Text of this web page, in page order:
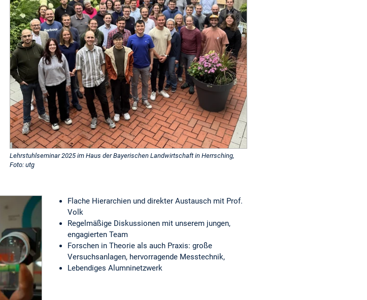
Lehrstuhlseminar 2025 im Haus der Bayerischen Landwirtschaft in Herrsching,
Foto: utg
Flache Hierarchien und direkter Austausch mit Prof.
Volk
Regelmäßige Diskussionen mit unserem jungen,
engagierten Team
Forschen in Theorie als auch Praxis: große
Versuchsanlagen, hervorragende Messtechnik,
Lebendiges Alumninetzwerk